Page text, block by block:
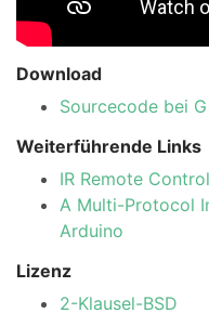
Download
Sourcecode bei
Weiterführende Links
IR Remote
A Multi-Protocol
Arduino
Lizenz
2-Klausel-BSD